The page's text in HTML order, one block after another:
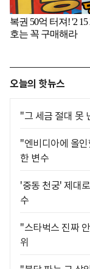
오늘의 핫뉴스
"그 세금 절대 못
"엔비디아에 올
한 변수
'중동 천궁' 제대
수
"스타벅스 진짜
위